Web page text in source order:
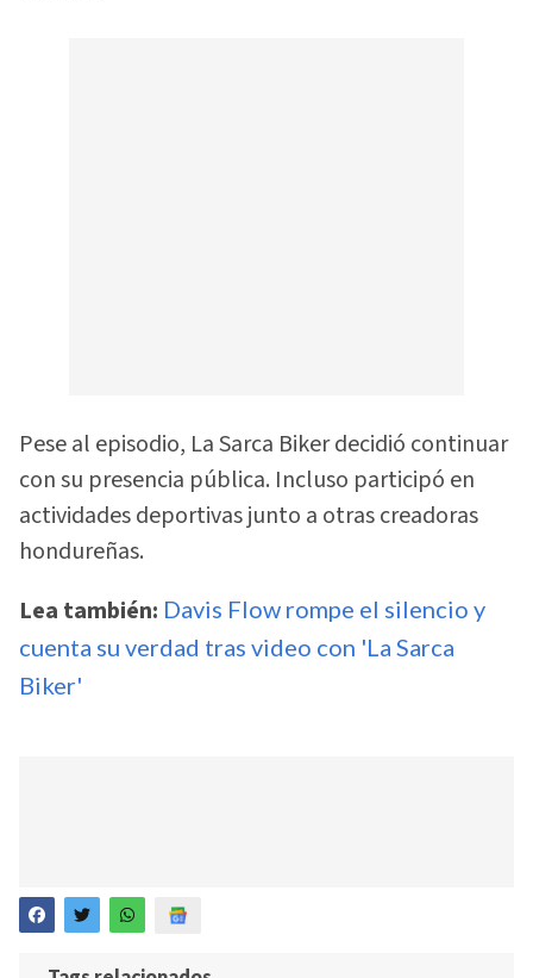
Pese al episodio, La Sarca Biker decidió continuar
con su presencia pública. Incluso participó en
actividades deportivas junto a otras creadoras
hondureñas.
Lea también: Davis Flow rompe el silencio y
cuenta su verdad tras video con 'La Sarca
Biker'